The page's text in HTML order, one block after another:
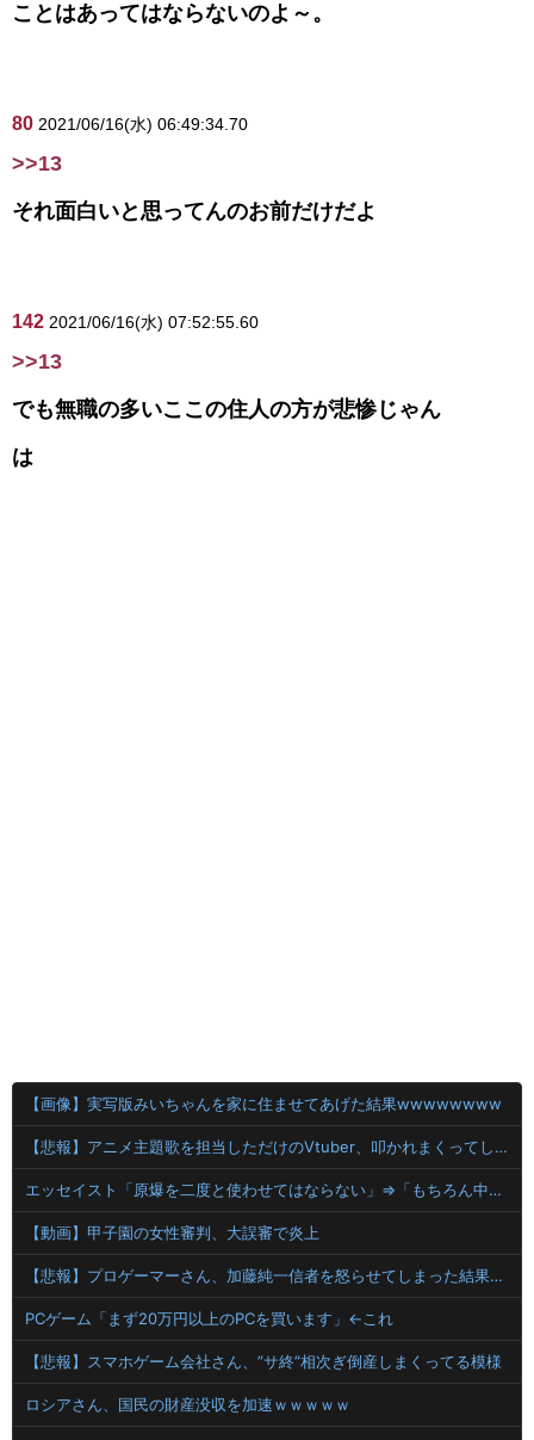
ことはあってはならないのよ～。
80 2021/06/16(水) 06:49:34.70
>>13
それ面白いと思ってんのお前だけだよ
142 2021/06/16(水) 07:52:55.60
>>13
でも無職の多いここの住人の方が悲惨じゃん
は
【画像】実写版みいちゃんを家に住ませてあげた結果wwwwwwww
【悲報】アニメ主題歌を担当しただけのVtuber、叩かれまくってしまう
エッセイスト「原爆を二度と使わせてはならない」⇒「もちろん中国の核も非難する？」⇒「中国の核は綺麗な核！」
【動画】甲子園の女性審判、大誤審で炎上
【悲報】プロゲーマーさん、加藤純一信者を怒らせてしまった結果、好き嫌い5位にwwwwwwww
PCゲーム「まず20万円以上のPCを買います」←これ
【悲報】スマホゲーム会社さん、”サ終”相次ぎ倒産しまくってる模様
ロシアさん、国民の財産没収を加速ｗｗｗｗｗ